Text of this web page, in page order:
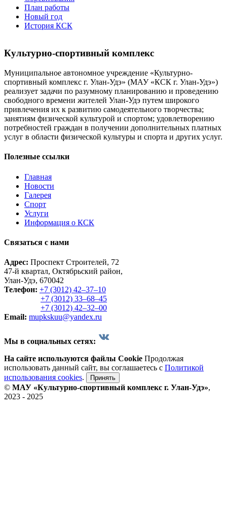
План работы
Новый год
История КСК
Культурно-спортивный комплекс
Муниципальное автономное учреждение «Культурно-
спортивный комплекс г. Улан-Удэ» (МАУ «КСК г. Улан-Удэ»)
реализует задачи по разумному планированию и проведению
свободного времени жителей Улан-Удэ путем широкого
привлечения их к развитию самодеятельного творчества;
занятиям физической культурой и спортом; удовлетворению
потребностей граждан в получении дополнительных платных
услуг в области физической культуры и спорта и других услуг.
Полезные ссылки
Главная
Новости
Галерея
Спорт
Услуги
Информация о КСК
Связаться с нами
Адрес: Проспект Строителей, 72
47-й квартал, Октябрьский район,
Улан-Удэ, 670042
Телефон: +7 (3012) 42‒37‒10
+7 (3012) 33‒68‒45
+7 (3012) 42‒32‒00
Email: mupkskuu@yandex.ru
Мы в социальных сетях:
На сайте используются файлы Cookie Продолжая
использовать данный сайт, вы соглашаетесь с Политикой
использования cookies. Принять
© МАУ «Культурно-спортивный комплекс г. Улан-Удэ»,
2023 - 2025